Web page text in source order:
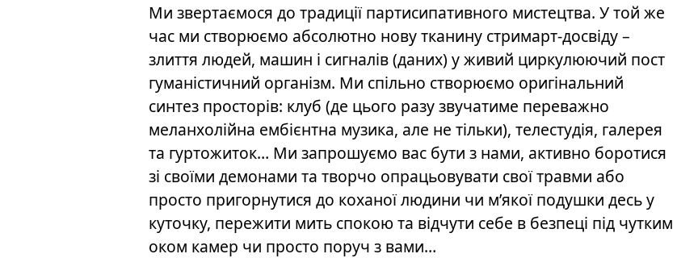
Ми звертаємося до традиції партисипативного мистецтва. У той же
час ми створюємо абсолютно нову тканину стримарт-досвіду –
злиття людей, машин і сигналів (даних) у живий циркулюючий пост
гуманістичний організм. Ми спільно створюємо оригінальний
синтез просторів: клуб (де цього разу звучатиме переважно
меланхолійна ембієнтна музика, але не тільки), телестудія, галерея
та гуртожиток… Ми запрошуємо вас бути з нами, активно боротися
зі своїми демонами та творчо опрацьовувати свої травми або
просто пригорнутися до коханої людини чи м’якої подушки десь у
куточку, пережити мить спокою та відчути себе в безпеці під чутким
оком камер чи просто поруч з вами…